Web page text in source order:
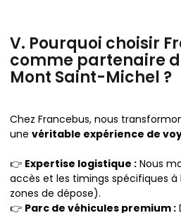
V. Pourquoi choisir
comme partenaire
Mont Saint-Michel ?
Chez Francebus, nous
une véritable expérience de
👉 Expertise logistique : Nous
accès et les timings spécifiques
zones de dépose).
👉 Parc de véhicules premium :